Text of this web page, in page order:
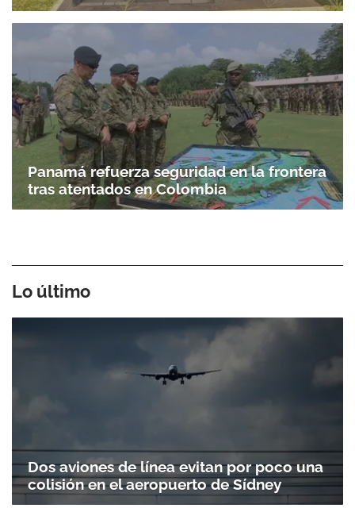
Panamá refuerza seguridad en la frontera
tras atentados en Colombia
Lo último
Dos aviones de línea evitan por poco una
colisión en el aeropuerto de Sídney